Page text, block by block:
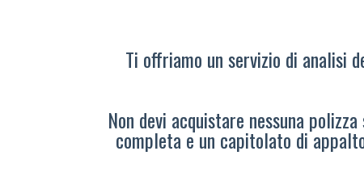
Ti offriamo un servizio di analisi
Non devi acquistare nessuna
completa e un capitolato di